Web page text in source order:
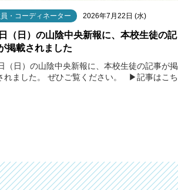
・コーディネーター 2026年7月22日 (水)
（日）の山陰中央新報に、本校生徒の記
掲載されました
（日）の山陰中央新報に、本校生徒の記事が掲
れました。 ぜひご覧ください。 ▶︎記事はこち